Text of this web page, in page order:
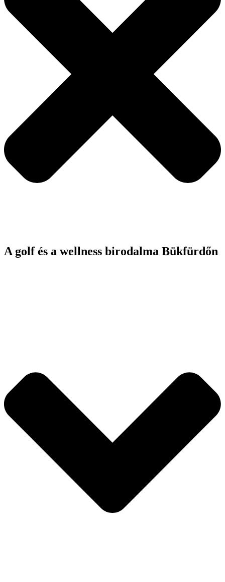
A golf és a wellness birodalma Bükfürdőn